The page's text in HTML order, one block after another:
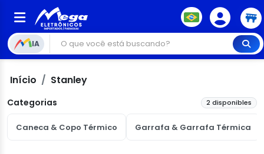
IA
Início Stanley
Categorias 2 disponibles
Caneca & Copo Térmico Garrafa & Garrafa Térmica